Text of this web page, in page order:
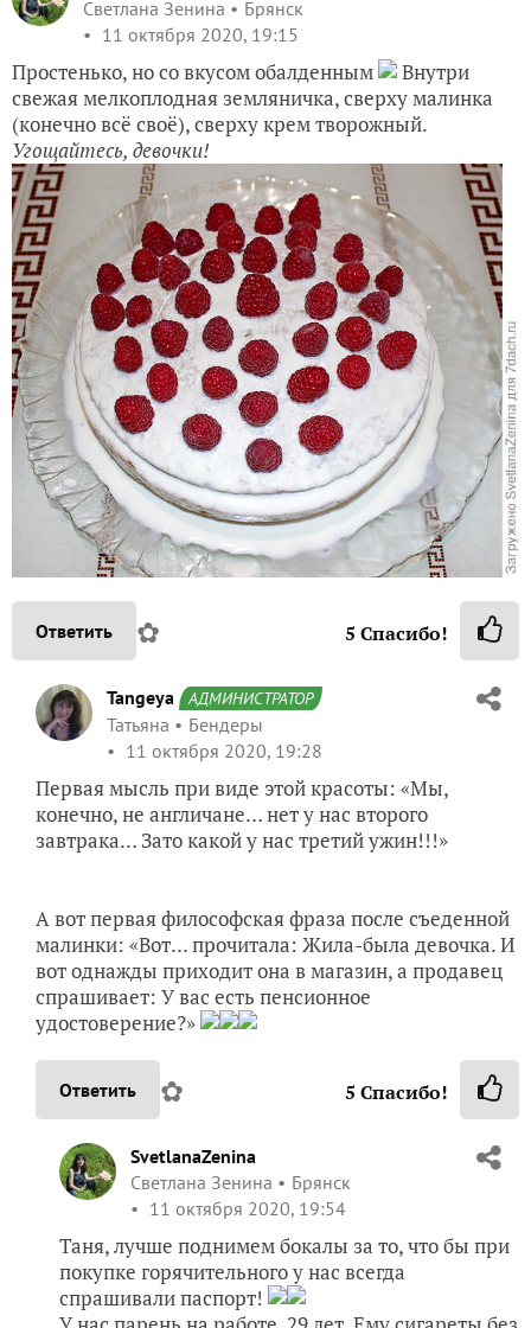
Светлана Зенина
Брянск
11 октября 2020, 19:15
Простенько, но со вкусом обалденным
Внутри
свежая мелкоплодная земляничка, сверху малинка
(конечно всё своё), сверху крем творожный.
Угощайтесь, девочки!
Ответить ✿ 5 Спасибо!
Tangeya АДМИНИСТРАТОР
Татьяна
Бендеры
11 октября 2020, 19:28
Первая мысль при виде этой красоты: «Мы,
конечно, не англичане… нет у нас второго
завтрака… Зато какой у нас третий ужин!!!»
А вот первая философская фраза после съеденной
малинки: «Вот… прочитала: Жила-была девочка. И
вот однажды приходит она в магазин, а продавец
спрашивает: У вас есть пенсионное
удостоверение?»
Ответить ✿ 5 Спасибо!
SvetlanaZenina
Светлана Зенина
Брянск
11 октября 2020, 19:54
Таня, лучше поднимем бокалы за то, что бы при
покупке горячительного у нас всегда
спрашивали паспорт!